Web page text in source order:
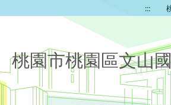
:::
桃園市桃園區文山